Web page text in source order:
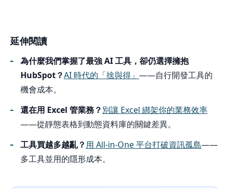
延伸閱讀
為什麼我們掌握了最強 AI 工具，卻仍選擇擁抱
HubSpot？AI 時代的「捨與得」 ——自行開發工具的
機會成本。
還在用 Excel 管業務？ 別讓 Excel 綁架你的業務效率
——從靜態表格到動態資料庫的關鍵差異。
工具買越多越亂？用 All-in-One 平台打破資訊孤島——
多工具並用的隱形成本。